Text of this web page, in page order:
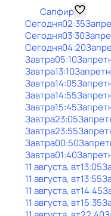
Сапфир
Сегодня02:35
Сегодня03:30
Сегодня04:20
Завтра05:10
Завтра13:10
Завтра14:05
Завтра14:55
Завтра15:45
Завтра23:05
Завтра23:55
Завтра00:50
Завтра01:40
11 августа, вт13:05
11 августа, вт13:55
11 августа, вт14:45
11 августа, вт15:35